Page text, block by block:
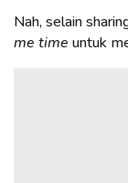
Nah, selain
me time untuk